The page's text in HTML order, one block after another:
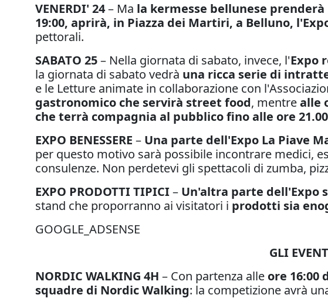
VENERDI' 24– Ma la kermesse bellunese
19:00, aprirà, in Piazza dei Martiri, a Belluno,
pettorali.
SABATO 25– Nella giornata di sabato, invece, l'Expo
la giornata di sabato vedrà una ricca serie di
e le Letture animate in collaborazione con
gastronomico che servirà street food, mentrealle
che terrà compagnia al pubblico fino alle ore
EXPO BENESSERE – Una parte dell'Expo La Piave
per questo motivo sarà possibile incontrare medici,
consulenze. Non perdetevi gli spettacoli di zumba,
EXPO PRODOTTI TIPICI– Un'altra parte dell'Expo
stand che proporranno ai visitatori i prodotti sia
GOOGLE_ADSENSE
GLI
NORDIC WALKING 4H – Con partenza alle ore 16:00
squadre di Nordic Walking: la competizione avrà